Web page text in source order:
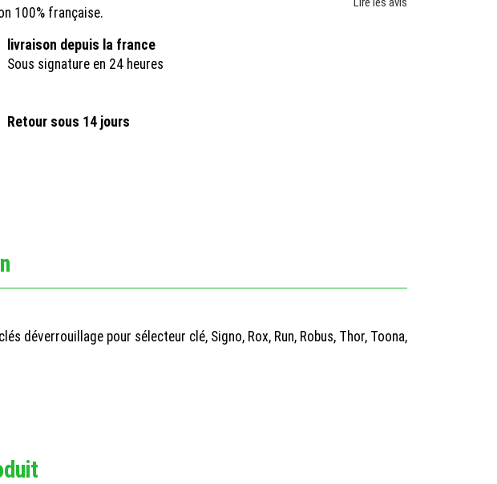
100% française.
livraison depuis la france
Sous signature en 24 heures
Retour sous 14 jours
déverrouillage pour sélecteur clé, Signo, Rox, Run, Robus, Thor, Toona,